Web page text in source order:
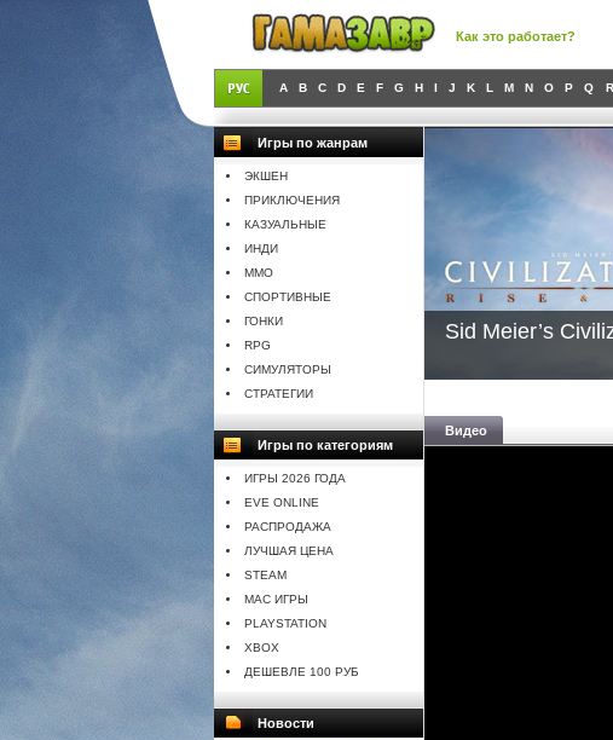
Как это работает?
A B C D E F G H I J K L M N O P Q R
Игры по жанрам
ЭКШЕН
ПРИКЛЮЧЕНИЯ
КАЗУАЛЬНЫЕ
ИНДИ
MMO
СПОРТИВНЫЕ
ГОНКИ
RPG
СИМУЛЯТОРЫ
СТРАТЕГИИ
Игры по категориям
ИГРЫ 2026 ГОДА
EVE ONLINE
РАСПРОДАЖА
ЛУЧШАЯ ЦЕНА
STEAM
MAC ИГРЫ
PLAYSTATION
XBOX
ДЕШЕВЛЕ 100 РУБ
Новости
Sid Meier’s
Видео